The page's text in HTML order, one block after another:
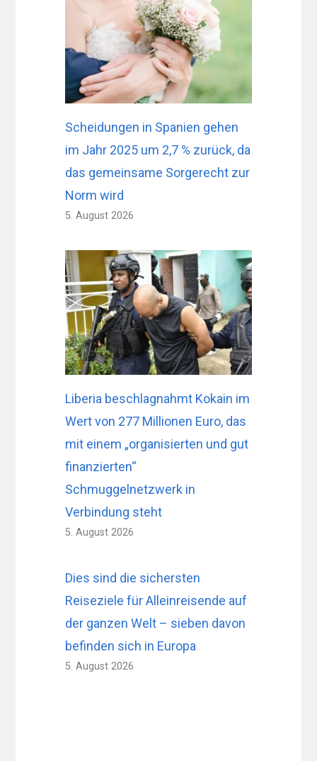
Scheidungen in Spanien gehen
im Jahr 2025 um 2,7 % zurück, da
das gemeinsame Sorgerecht zur
Norm wird
5. August 2026
Liberia beschlagnahmt Kokain im
Wert von 277 Millionen Euro, das
mit einem „organisierten und gut
finanzierten“
Schmuggelnetzwerk in
Verbindung steht
5. August 2026
Dies sind die sichersten
Reiseziele für Alleinreisende auf
der ganzen Welt – sieben davon
befinden sich in Europa
5. August 2026